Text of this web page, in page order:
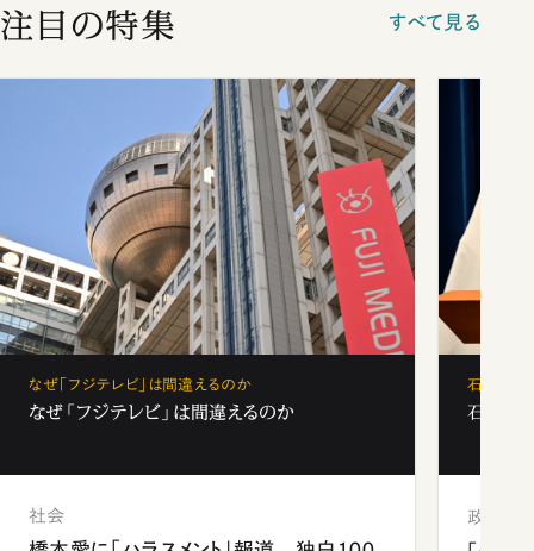
注目の特集 すべて見る
なぜ「フジテレビ」は間違えるのか
なぜ「フジテレビ」は間違えるのか
社会
石破茂、
石破茂
政治